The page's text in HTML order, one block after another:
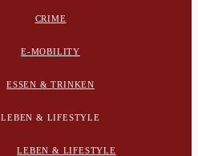
CRIME
E-MOBILITY
ESSEN & TRINKEN
LEBEN & LIFESTYLE
LEBEN & LIFESTYLE